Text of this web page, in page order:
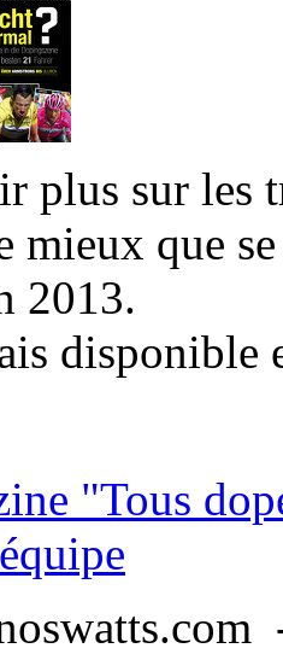
plus sur les
mieux que
2013.
disponible
"Tous